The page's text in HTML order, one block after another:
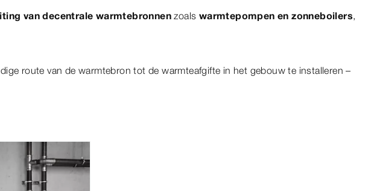
van decentrale warmtebronnenzoals warmtepompen en zonneboilers,
route van de warmtebron tot de warmteafgifte in het gebouw te installeren –